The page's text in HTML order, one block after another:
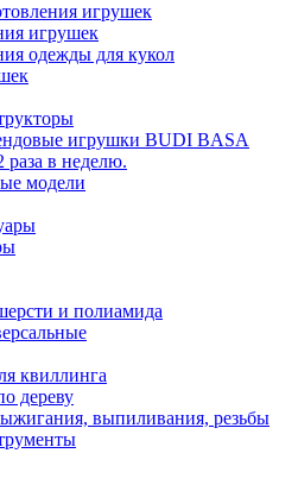
игрушек
игрушек
одежды для кукол
игрушки BUDI BASA
раза в неделю.
модели
и полиамида
квиллинга
дереву
выпиливания, резьбы